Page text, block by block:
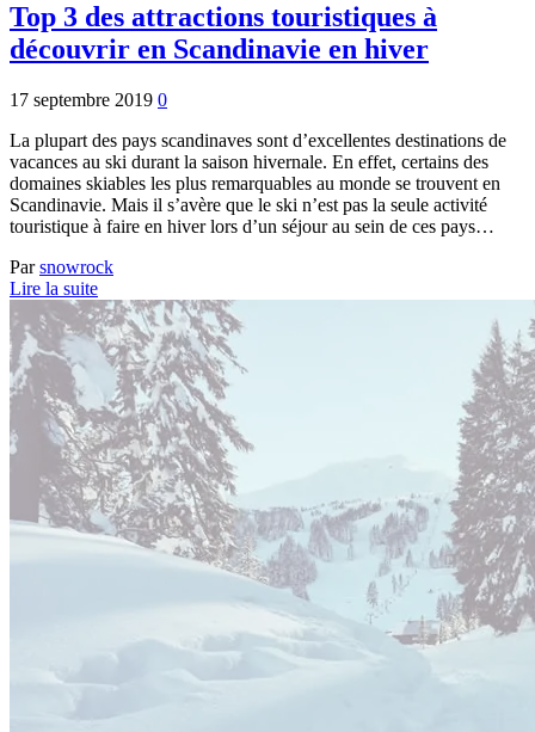
Top 3 des attractions touristiques à
découvrir en Scandinavie en hiver
17 septembre 2019 0
La plupart des pays scandinaves sont d’excellentes destinations de
vacances au ski durant la saison hivernale. En effet, certains des
domaines skiables les plus remarquables au monde se trouvent en
Scandinavie. Mais il s’avère que le ski n’est pas la seule activité
touristique à faire en hiver lors d’un séjour au sein de ces pays…
Parsnowrock
Lire la suite